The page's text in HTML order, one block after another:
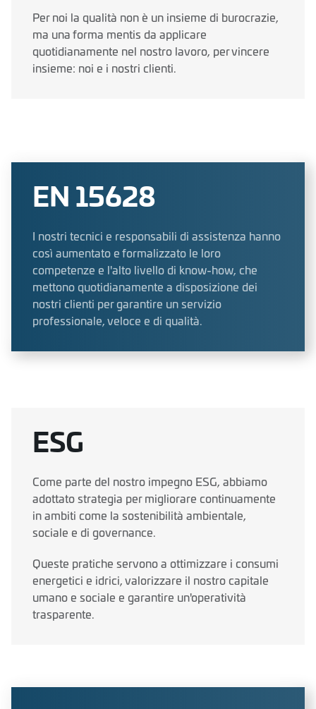
Per noi la qualità non è un insieme di burocrazie,
ma una forma mentis da applicare
quotidianamente nel nostro lavoro, per vincere
insieme: noi e i nostri clienti.
EN 15628
I nostri tecnici e responsabili di assistenza hanno
così aumentato e formalizzato le loro
competenze e l'alto livello di know-how, che
mettono quotidianamente a disposizione dei
nostri clienti per garantire un servizio
professionale, veloce e di qualità.
ESG
Come parte del nostro impegno ESG, abbiamo
adottato strategia per migliorare continuamente
in ambiti come la sostenibilità ambientale,
sociale e di governance.
Queste pratiche servono a ottimizzare i consumi
energetici e idrici, valorizzare il nostro capitale
umano e sociale e garantire un'operatività
trasparente.